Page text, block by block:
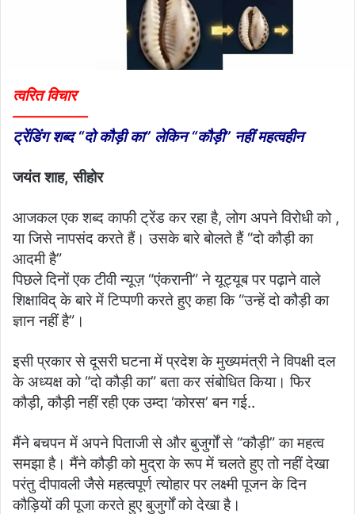
त्वरित विचार
—————
ट्रेंडिंग शब्द “दो कौड़ी का” लेकिन “कौड़ी” नहीं महत्वहीन
जयंत शाह, सीहोर
आजकल एक शब्द काफी ट्रेंड कर रहा है, लोग अपने विरोधी को ,
या जिसे नापसंद करते हैं। उसके बारे बोलते हैं “दो कौड़ी का
आदमी है”
पिछले दिनों एक टीवी न्यूज़ “एंकरानी” ने यूट्यूब पर पढ़ाने वाले
शिक्षाविद् के बारे में टिप्पणी करते हुए कहा कि “उन्हें दो कौड़ी का
ज्ञान नहीं है”।
इसी प्रकार से दूसरी घटना में प्रदेश के मुख्यमंत्री ने विपक्षी दल
के अध्यक्ष को “दो कौड़ी का” बता कर संबोधित किया। फिर
कौड़ी, कौड़ी नहीं रही एक उम्दा ‘कोरस’ बन गई..
मैंने बचपन में अपने पिताजी से और बुजुर्गों से “कौड़ी” का महत्व
समझा है। मैंने कौड़ी को मुद्रा के रूप में चलते हुए तो नहीं देखा
परंतु दीपावली जैसे महत्वपूर्ण त्योहार पर लक्ष्मी पूजन के दिन
कौड़ियों की पूजा करते हुए बुजुर्गों को देखा है।